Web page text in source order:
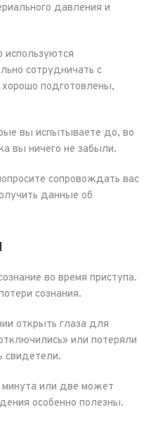
давления и
используются
сотрудничать с
подготовлены,
вы испытываете до, во
вы ничего не забыли.
сопровождать вас
данные об
во время приступа.
сознания.
открыть глаза для
или потеряли
свидетели.
или две может
особенно полезны.